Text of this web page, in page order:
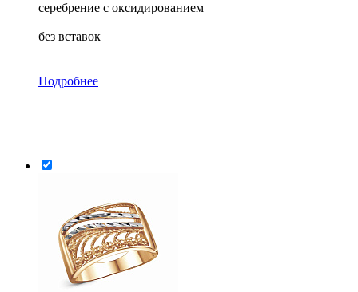
серебрение с оксидированием
без вставок
Подробнее